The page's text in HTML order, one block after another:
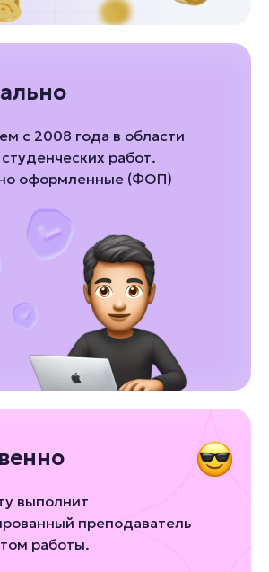
с 2008 года в области
работ.
оформленные (ФОП)
выполнит
преподаватель
работы.